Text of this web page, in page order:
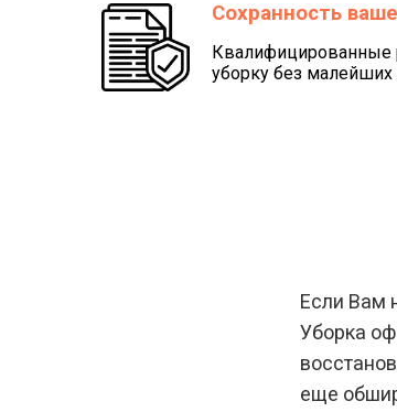
Сохранность
Квалифицированные
уборку без
Если Вам
Уборка
еще